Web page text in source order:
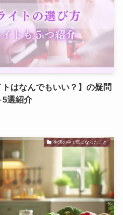
はなんでもいい？】の疑問
5選紹介
生活の中で気になったこと